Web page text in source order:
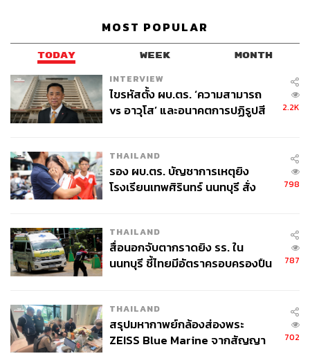
หุ้นต่างประเทศ (Equities): จับคู่การลงทุนระหว่าง กลุ่ม
เทคโนโลยี/ฮาร์ดแวร์ AI ที่เติบโตสูง ควบคู่ไปกับ กลุ่ม
โครงสร้างพื้นฐาน/HALO เช่น Energy และ Materials ที่
มีความทนทานต่อสภาวะดอกเบี้ยและเงินเฟ้อสูง มี
อำนาจในการตั้งราคาและทดแทนได้ยาก
ภูมิภาคที่น่าสนใจ: ให้น้ำหนักเชิงบวกกับ ตลาดเกิดใหม่
ไต้หวัน ซึ่งเป็นแกนหลักของห่วงโซ่อุปทานฮาร์ดแวร์
โลก และมีการคาดการณ์กำไร (EPS Growth) ในอีก
12 เดือนข้างหน้าเติบโตสูงกว่า 100%
นำเข้า
ตราสารหนี้ (Fixed Income): แนะนำให้ หลีกเลี่ยง
เรื่องเงินเฟ้อและการขาดดุลการคลัง ทำให้เรียกร้อง
ส่วนชดเชยความเสี่ยงที่สูงขึ้น ควรเน้นลงทุนใน
พันธบัตรและหุ้นกู้ ระยะสั้น ของสหรัฐอเมริกาแทน
MOST POPULAR
TODAY WEEK MONTH
INTERVIEW
ไขรหัสตั้ง ผบ.ตร. ‘ความสามารถ
vs อาวุโส’ และอนาคตการปฏิรูปสี
2.2K
THAILAND
รอง ผบ.ตร. บัญชาการเหตุยิง
โรงเรียนเทพศิรินทร์ นนทบุรี สั่ง
798
THAILAND
สื่อนอกจับตากราดยิง รร. ใน
นนทบุรี ชี้ไทยมีอัตราครอบครองปืน
787
THAILAND
สรุปมหากาพย์กล้องส่องพระ
ZEISS Blue Marine จากสัญญา
702